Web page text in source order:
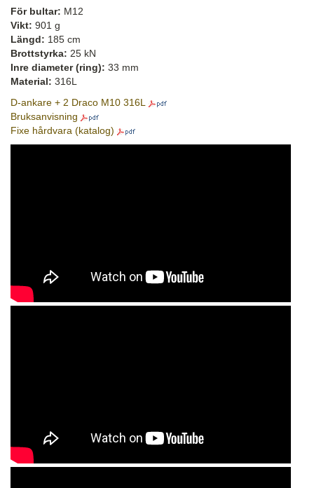
För bultar: M12
Vikt: 901 g
Längd: 185 cm
Brottstyrka: 25 kN
Inre diameter (ring): 33 mm
Material: 316L
D-ankare + 2 Draco M10 316L
Bruksanvisning
Fixe hårdvara (katalog)